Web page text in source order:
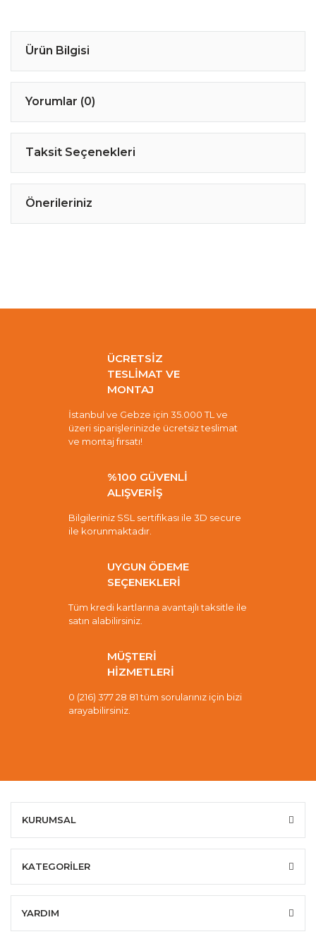
Ürün Bilgisi
Yorumlar (0)
Taksit Seçenekleri
Önerileriniz
ÜCRETSİZ
TESLİMAT VE
MONTAJ
İstanbul ve Gebze için 35.000 TL ve
üzeri siparişlerinizde ücretsiz teslimat
ve montaj fırsatı!
%100 GÜVENLİ
ALIŞVERİŞ
Bilgileriniz SSL sertifikası ile 3D secure
ile korunmaktadır.
UYGUN ÖDEME
SEÇENEKLERİ
Tüm kredi kartlarına avantajlı taksitle ile
satın alabilirsiniz.
MÜŞTERİ
HİZMETLERİ
0 (216) 377 28 81 tüm sorularınız için bizi
arayabilirsiniz.
KURUMSAL
KATEGORİLER
YARDIM